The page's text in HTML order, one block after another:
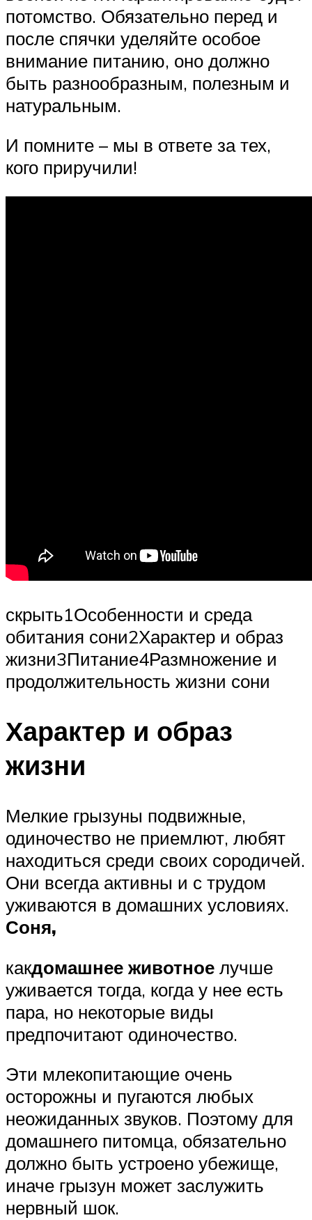
потомство. Обязательно перед и
после спячки уделяйте особое
внимание питанию, оно должно
быть разнообразным, полезным и
натуральным.
И помните – мы в ответе за тех,
кого приручили!
скрыть1Особенности и среда
обитания сони2Характер и образ
жизни3Питание4Размножение и
продолжительность жизни сони
Характер и образ
жизни
Мелкие грызуны подвижные,
одиночество не приемлют, любят
находиться среди своих сородичей.
Они всегда активны и с трудом
уживаются в домашних условиях.
Соня,
какдомашнее животное лучше
уживается тогда, когда у нее есть
пара, но некоторые виды
предпочитают одиночество.
Эти млекопитающие очень
осторожны и пугаются любых
неожиданных звуков. Поэтому для
домашнего питомца, обязательно
должно быть устроено убежище,
иначе грызун может заслужить
нервный шок.